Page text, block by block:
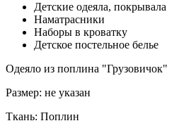
Детские одеяла, покрывала
Наматрасники
Наборы в кроватку
Детское постельное белье
Одеяло из поплина "Грузовичок"
Размер: не указан
Ткань: Поплин